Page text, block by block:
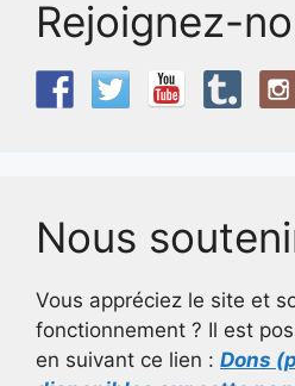
Rejoignez-
Nous
Vous appréciez le site et
fonctionnement ? Il est
en suivant ce lien : Dons